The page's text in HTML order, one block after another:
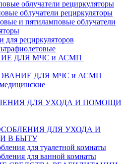
облучатели рециркуляторы
облучатели рециркуляторы
и пятиламповые облучатели
для рециркуляторов
ДЛЯ МЧС и АСМП
ДЛЯ МЧС и АСМП
ДЛЯ УХОДА И ПОМОЩИ
ДЛЯ УХОДА И
В БЫТУ
для туалетной комнаты
для ванной комнаты